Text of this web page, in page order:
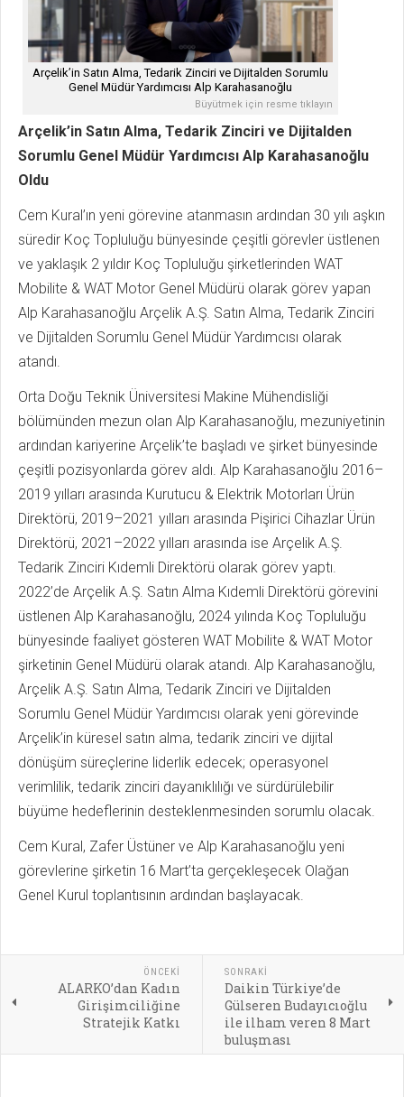
Arçelik’in Satın Alma, Tedarik Zinciri ve Dijitalden Sorumlu
Genel Müdür Yardımcısı Alp Karahasanoğlu
Büyütmek için resme tıklayın
Arçelik’in Satın Alma, Tedarik Zinciri ve Dijitalden
Sorumlu Genel Müdür Yardımcısı Alp Karahasanoğlu
Oldu
Cem Kural’ın yeni görevine atanmasın ardından 30 yılı aşkın
süredir Koç Topluluğu bünyesinde çeşitli görevler üstlenen
ve yaklaşık 2 yıldır Koç Topluluğu şirketlerinden WAT
Mobilite & WAT Motor Genel Müdürü olarak görev yapan
Alp Karahasanoğlu Arçelik A.Ş. Satın Alma, Tedarik Zinciri
ve Dijitalden Sorumlu Genel Müdür Yardımcısı olarak
atandı.
Orta Doğu Teknik Üniversitesi Makine Mühendisliği
bölümünden mezun olan Alp Karahasanoğlu, mezuniyetinin
ardından kariyerine Arçelik’te başladı ve şirket bünyesinde
çeşitli pozisyonlarda görev aldı. Alp Karahasanoğlu 2016–
2019 yılları arasında Kurutucu & Elektrik Motorları Ürün
Direktörü, 2019–2021 yılları arasında Pişirici Cihazlar Ürün
Direktörü, 2021–2022 yılları arasında ise Arçelik A.Ş.
Tedarik Zinciri Kıdemli Direktörü olarak görev yaptı.
2022’de Arçelik A.Ş. Satın Alma Kıdemli Direktörü görevini
üstlenen Alp Karahasanoğlu, 2024 yılında Koç Topluluğu
bünyesinde faaliyet gösteren WAT Mobilite & WAT Motor
şirketinin Genel Müdürü olarak atandı. Alp Karahasanoğlu,
Arçelik A.Ş. Satın Alma, Tedarik Zinciri ve Dijitalden
Sorumlu Genel Müdür Yardımcısı olarak yeni görevinde
Arçelik’in küresel satın alma, tedarik zinciri ve dijital
dönüşüm süreçlerine liderlik edecek; operasyonel
verimlilik, tedarik zinciri dayanıklılığı ve sürdürülebilir
büyüme hedeflerinin desteklenmesinden sorumlu olacak.
Cem Kural, Zafer Üstüner ve Alp Karahasanoğlu yeni
görevlerine şirketin 16 Mart’ta gerçekleşecek Olağan
Genel Kurul toplantısının ardından başlayacak.
ÖNCEKI
ALARKO’dan Kadın
Girişimciliğine
Stratejik Katkı
SONRAKI
Daikin Türkiye’de
Gülseren Budayıcıoğlu
ile ilham veren 8 Mart
buluşması